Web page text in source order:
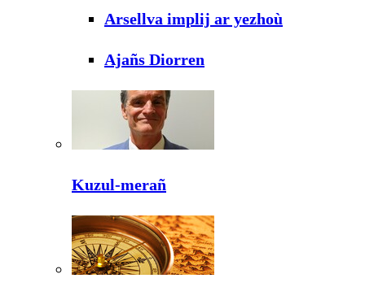
Arsellva implij ar yezhoù
Ajañs Diorren
Kuzul-merañ